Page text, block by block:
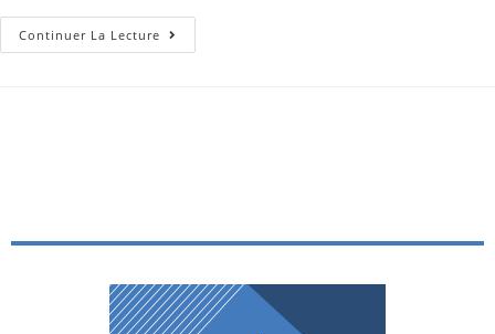
Continuer La Lecture